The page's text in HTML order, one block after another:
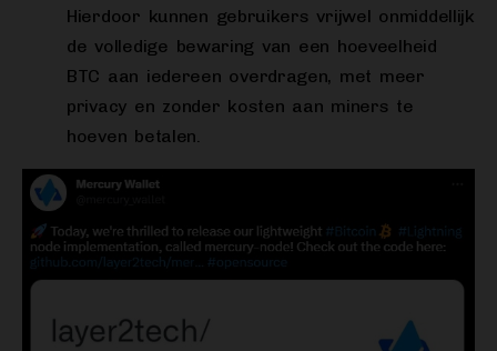
Hierdoor kunnen gebruikers vrijwel onmiddellijk
de volledige bewaring van een hoeveelheid
BTC aan iedereen overdragen, met meer
privacy en zonder kosten aan miners te
hoeven betalen.